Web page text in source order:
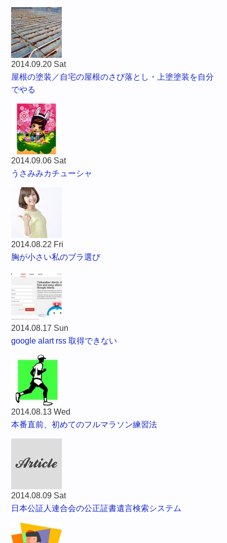
2014.09.20 Sat
屋根の塗装／自宅の屋根のさび落とし・上塗塗装を自分
でやる
2014.09.06 Sat
うさみみカチューシャ
2014.08.22 Fri
胸が小さい私のブラ選び
2014.08.17 Sun
google alart rss 取得できない
2014.08.13 Wed
本番直前、初めてのフルマラソン練習法
2014.08.09 Sat
日本公証人連合会の公正証書遺言検索システム